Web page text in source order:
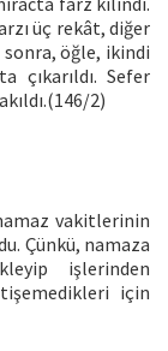
üç rekât, diğer
öğle, ikindi
çıkarıldı. Sefer
2)
vakitlerinin
Çünkü, namaza
işlerinden
için